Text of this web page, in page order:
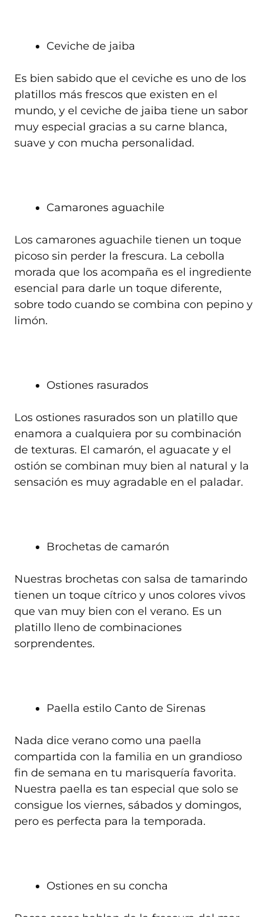
Ceviche de jaiba
Es bien sabido que el ceviche es uno de los
platillos más frescos que existen en el
mundo, y el ceviche de jaiba tiene un sabor
muy especial gracias a su carne blanca,
suave y con mucha personalidad.
Camarones aguachile
Los camarones aguachile tienen un toque
picoso sin perder la frescura. La cebolla
morada que los acompaña es el ingrediente
esencial para darle un toque diferente,
sobre todo cuando se combina con pepino y
limón.
Ostiones rasurados
Los ostiones rasurados son un platillo que
enamora a cualquiera por su combinación
de texturas. El camarón, el aguacate y el
ostión se combinan muy bien al natural y la
sensación es muy agradable en el paladar.
Brochetas de camarón
Nuestras brochetas con salsa de tamarindo
tienen un toque cítrico y unos colores vivos
que van muy bien con el verano. Es un
platillo lleno de combinaciones
sorprendentes.
Paella estilo Canto de Sirenas
Nada dice verano como una paella
compartida con la familia en un grandioso
fin de semana en tu marisquería favorita.
Nuestra paella es tan especial que solo se
consigue los viernes, sábados y domingos,
pero es perfecta para la temporada.
Ostiones en su concha